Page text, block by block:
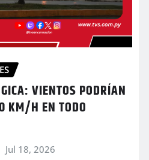
VIENTOS PODRÍAN
KM/H EN TODO
Jul 18, 2026